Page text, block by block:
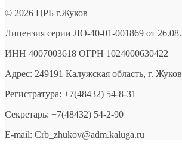
© 2026 ЦРБ г.Жуков
Лицензия серии ЛО-40-01-001869 от
ИНН 4007003618 ОГРН 1024000630422
Адрес: 249191 Калужская область, г.
Регистратура: +7(48432) 54-8-31
Секретарь: +7(48432) 54-2-90
E-mail: Crb_zhukov@adm.kaluga.ru